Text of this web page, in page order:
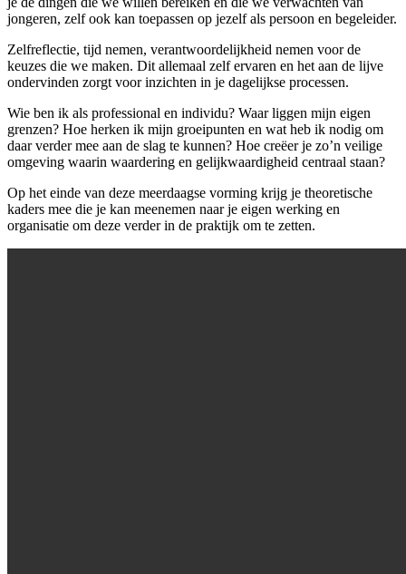
jongeren, zelf ook kan toepassen op jezelf als persoon en begeleider.
Zelfreflectie, tijd nemen, verantwoordelijkheid nemen voor de
keuzes die we maken. Dit allemaal zelf ervaren en het aan de lijve
ondervinden zorgt voor inzichten in je dagelijkse processen.
Wie ben ik als professional en individu? Waar liggen mijn eigen
grenzen? Hoe herken ik mijn groeipunten en wat heb ik nodig om
daar verder mee aan de slag te kunnen? Hoe creëer je zo’n veilige
omgeving waarin waardering en gelijkwaardigheid centraal staan?
Op het einde van deze meerdaagse vorming krijg je theoretische
kaders mee die je kan meenemen naar je eigen werking en
organisatie om deze verder in de praktijk om te zetten.